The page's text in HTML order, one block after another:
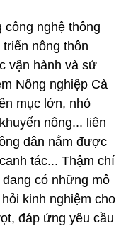
công nghệ thông
nông thôn
vận hành và sử
Nông nghiệp Cà
mục lớn, nhỏ
nông... liên
dân nắm được
tác... Thậm chí
có những mô
kinh nghiệm cho
đáp ứng yêu cầu